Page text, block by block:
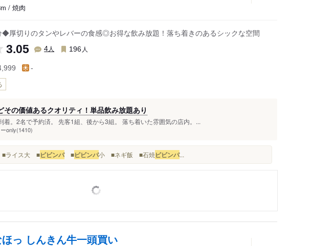
/ 焼肉
◆厚切りのタンやレバーの食感◎お得な飲み放題！落ち着きのあるシックな空間
3.05 4人 196 人
-
その価値あるクオリティ！単品飲み放題あり
着。2名で予約済。 先客1組、後から3組。 落ち着いた雰囲気の店内。...
only(1410)
ライス大 ■ピビンパ■ピビンパ小 ■ネギ飯 ■石焼ピビンパ...
っ しんきん牛一頭買い